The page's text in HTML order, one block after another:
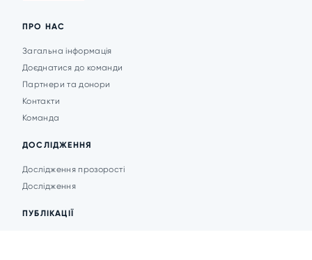
ПРО НАС
Загальна інформація
Доєднатися до команди
Партнери та донори
Контакти
Команда
ДОСЛІДЖЕННЯ
Дослідження прозорості
Дослідження
ПУБЛІКАЦІЇ